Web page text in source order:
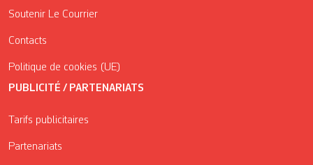
Soutenir Le Courrier
Contacts
Politique de cookies (UE)
PUBLICITÉ / PARTENARIATS
Tarifs publicitaires
Partenariats